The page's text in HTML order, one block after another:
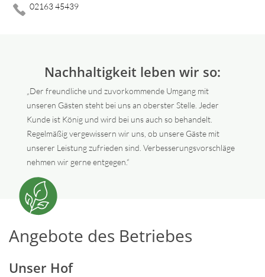
02163 45439
Nachhaltigkeit leben wir so:
„Der freundliche und zuvorkommende Umgang mit
unseren Gästen steht bei uns an oberster Stelle. Jeder
Kunde ist König und wird bei uns auch so behandelt.
Regelmäßig vergewissern wir uns, ob unsere Gäste mit
unserer Leistung zufrieden sind. Verbesserungsvorschläge
nehmen wir gerne entgegen.“
Angebote des Betriebes
Unser Hof